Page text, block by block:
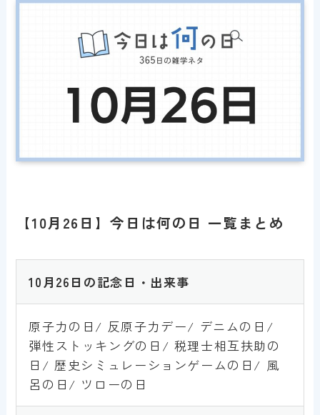
【10月26日】今日は何の日 一覧まとめ
10 月26日の記念日・出来事
原子力の日/ 反原子力デー/ デニムの日/
弾性ストッキングの日/ 税理士相互扶助の
日/ 歴史シミュレーションゲームの日/ 風
呂の日/ ツローの日